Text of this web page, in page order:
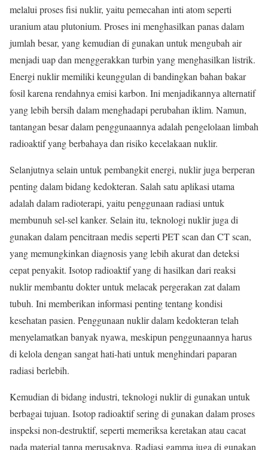
melalui proses fisi nuklir, yaitu pemecahan inti atom seperti
uranium atau plutonium. Proses ini menghasilkan panas dalam
jumlah besar, yang kemudian di gunakan untuk mengubah air
menjadi uap dan menggerakkan turbin yang menghasilkan listrik.
Energi nuklir memiliki keunggulan di bandingkan bahan bakar
fosil karena rendahnya emisi karbon. Ini menjadikannya alternatif
yang lebih bersih dalam menghadapi perubahan iklim. Namun,
tantangan besar dalam penggunaannya adalah pengelolaan limbah
radioaktif yang berbahaya dan risiko kecelakaan nuklir.
Selanjutnya selain untuk pembangkit energi, nuklir juga berperan
penting dalam bidang kedokteran. Salah satu aplikasi utama
adalah dalam radioterapi, yaitu penggunaan radiasi untuk
membunuh sel-sel kanker. Selain itu, teknologi nuklir juga di
gunakan dalam pencitraan medis seperti PET scan dan CT scan,
yang memungkinkan diagnosis yang lebih akurat dan deteksi
cepat penyakit. Isotop radioaktif yang di hasilkan dari reaksi
nuklir membantu dokter untuk melacak pergerakan zat dalam
tubuh. Ini memberikan informasi penting tentang kondisi
kesehatan pasien. Penggunaan nuklir dalam kedokteran telah
menyelamatkan banyak nyawa, meskipun penggunaannya harus
di kelola dengan sangat hati-hati untuk menghindari paparan
radiasi berlebih.
Kemudian di bidang industri, teknologi nuklir di gunakan untuk
berbagai tujuan. Isotop radioaktif sering di gunakan dalam proses
inspeksi non-destruktif, seperti memeriksa keretakan atau cacat
pada material tanpa merusaknya. Radiasi gamma juga di gunakan